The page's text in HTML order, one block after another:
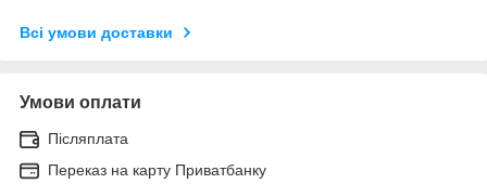
Всі умови доставки
Умови оплати
Післяплата
Переказ на карту Приватбанку